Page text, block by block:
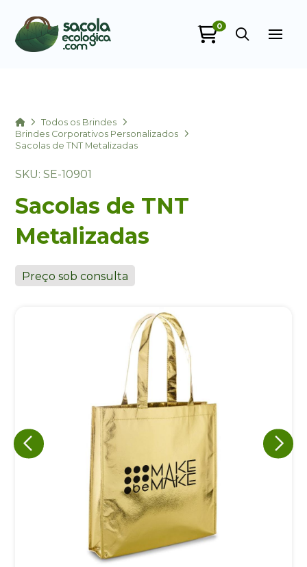
0
HomeTodos os Brindes
Brindes Corporativos Personalizados
Sacolas de TNT Metalizadas
SKU: SE-10901
Sacolas de TNT
Metalizadas
Preço sob consulta
Eu concordo em receber comunicações.
A nossa empresa está comprometida a proteger e respeitar
sua privacidade, utilizaremos seus dados apenas para fins
de marketing. Você pode alterar suas preferências a
qualquer momento.
Iniciar conversa